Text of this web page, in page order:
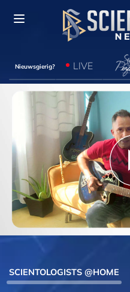
Nieuwsgierig? LIVE
SCIENTOLOGISTS @HOME